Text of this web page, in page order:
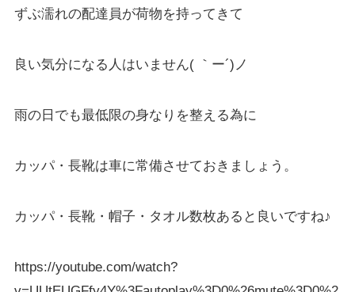
ずぶ濡れの配達員が荷物を持ってきて
良い気分になる人はいません( ｀ー´)ノ
雨の日でも最低限の身なりを整える為に
カッパ・長靴は車に常備させておきましょう。
カッパ・長靴・帽子・タオル数枚あると良いですね♪
https://youtube.com/watch?